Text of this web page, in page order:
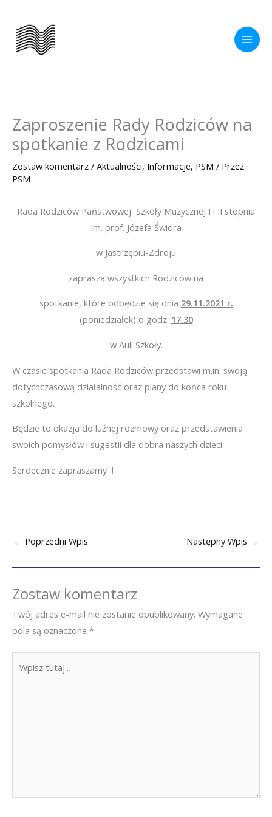
treści
Zaproszenie Rady Rodziców na
spotkanie z Rodzicami
Zostaw komentarz / Aktualności, Informacje, PSM / Przez
PSM
Rada Rodziców Państwowej Szkoły Muzycznej I i II stopnia
im. prof. Józefa Świdra
w Jastrzębiu-Zdroju
zaprasza wszystkich Rodziców na
spotkanie, które odbędzie się dnia 29.11.2021 r.
(poniedziałek) o godz. 17.30
w Auli Szkoły.
W czasie spotkania Rada Rodziców przedstawi m.in. swoją
dotychczasową działalność oraz plany do końca roku
szkolnego.
Będzie to okazja do luźnej rozmowy oraz przedstawienia
swoich pomysłów i sugestii dla dobra naszych dzieci.
Serdecznie zapraszamy !
← Poprzedni Wpis Następny Wpis →
Zostaw komentarz
Twój adres e-mail nie zostanie opublikowany. Wymagane
pola są oznaczone *
tutaj..